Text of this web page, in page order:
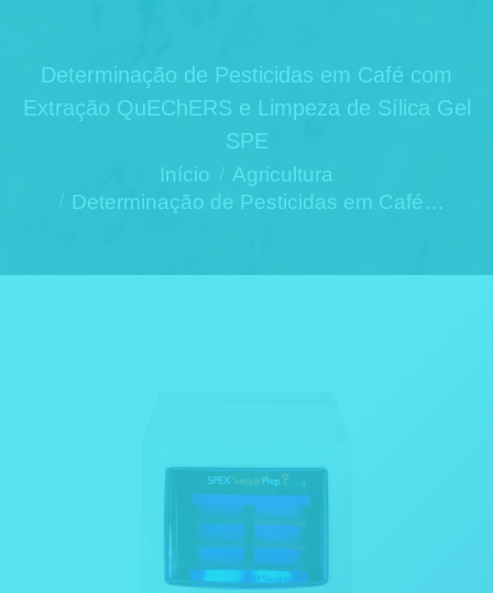
Determinação de Pesticidas em Café com
Extração QuEChERS e Limpeza de Sílica Gel
SPE
Início
Agricultura
Determinação de Pesticidas em Café…